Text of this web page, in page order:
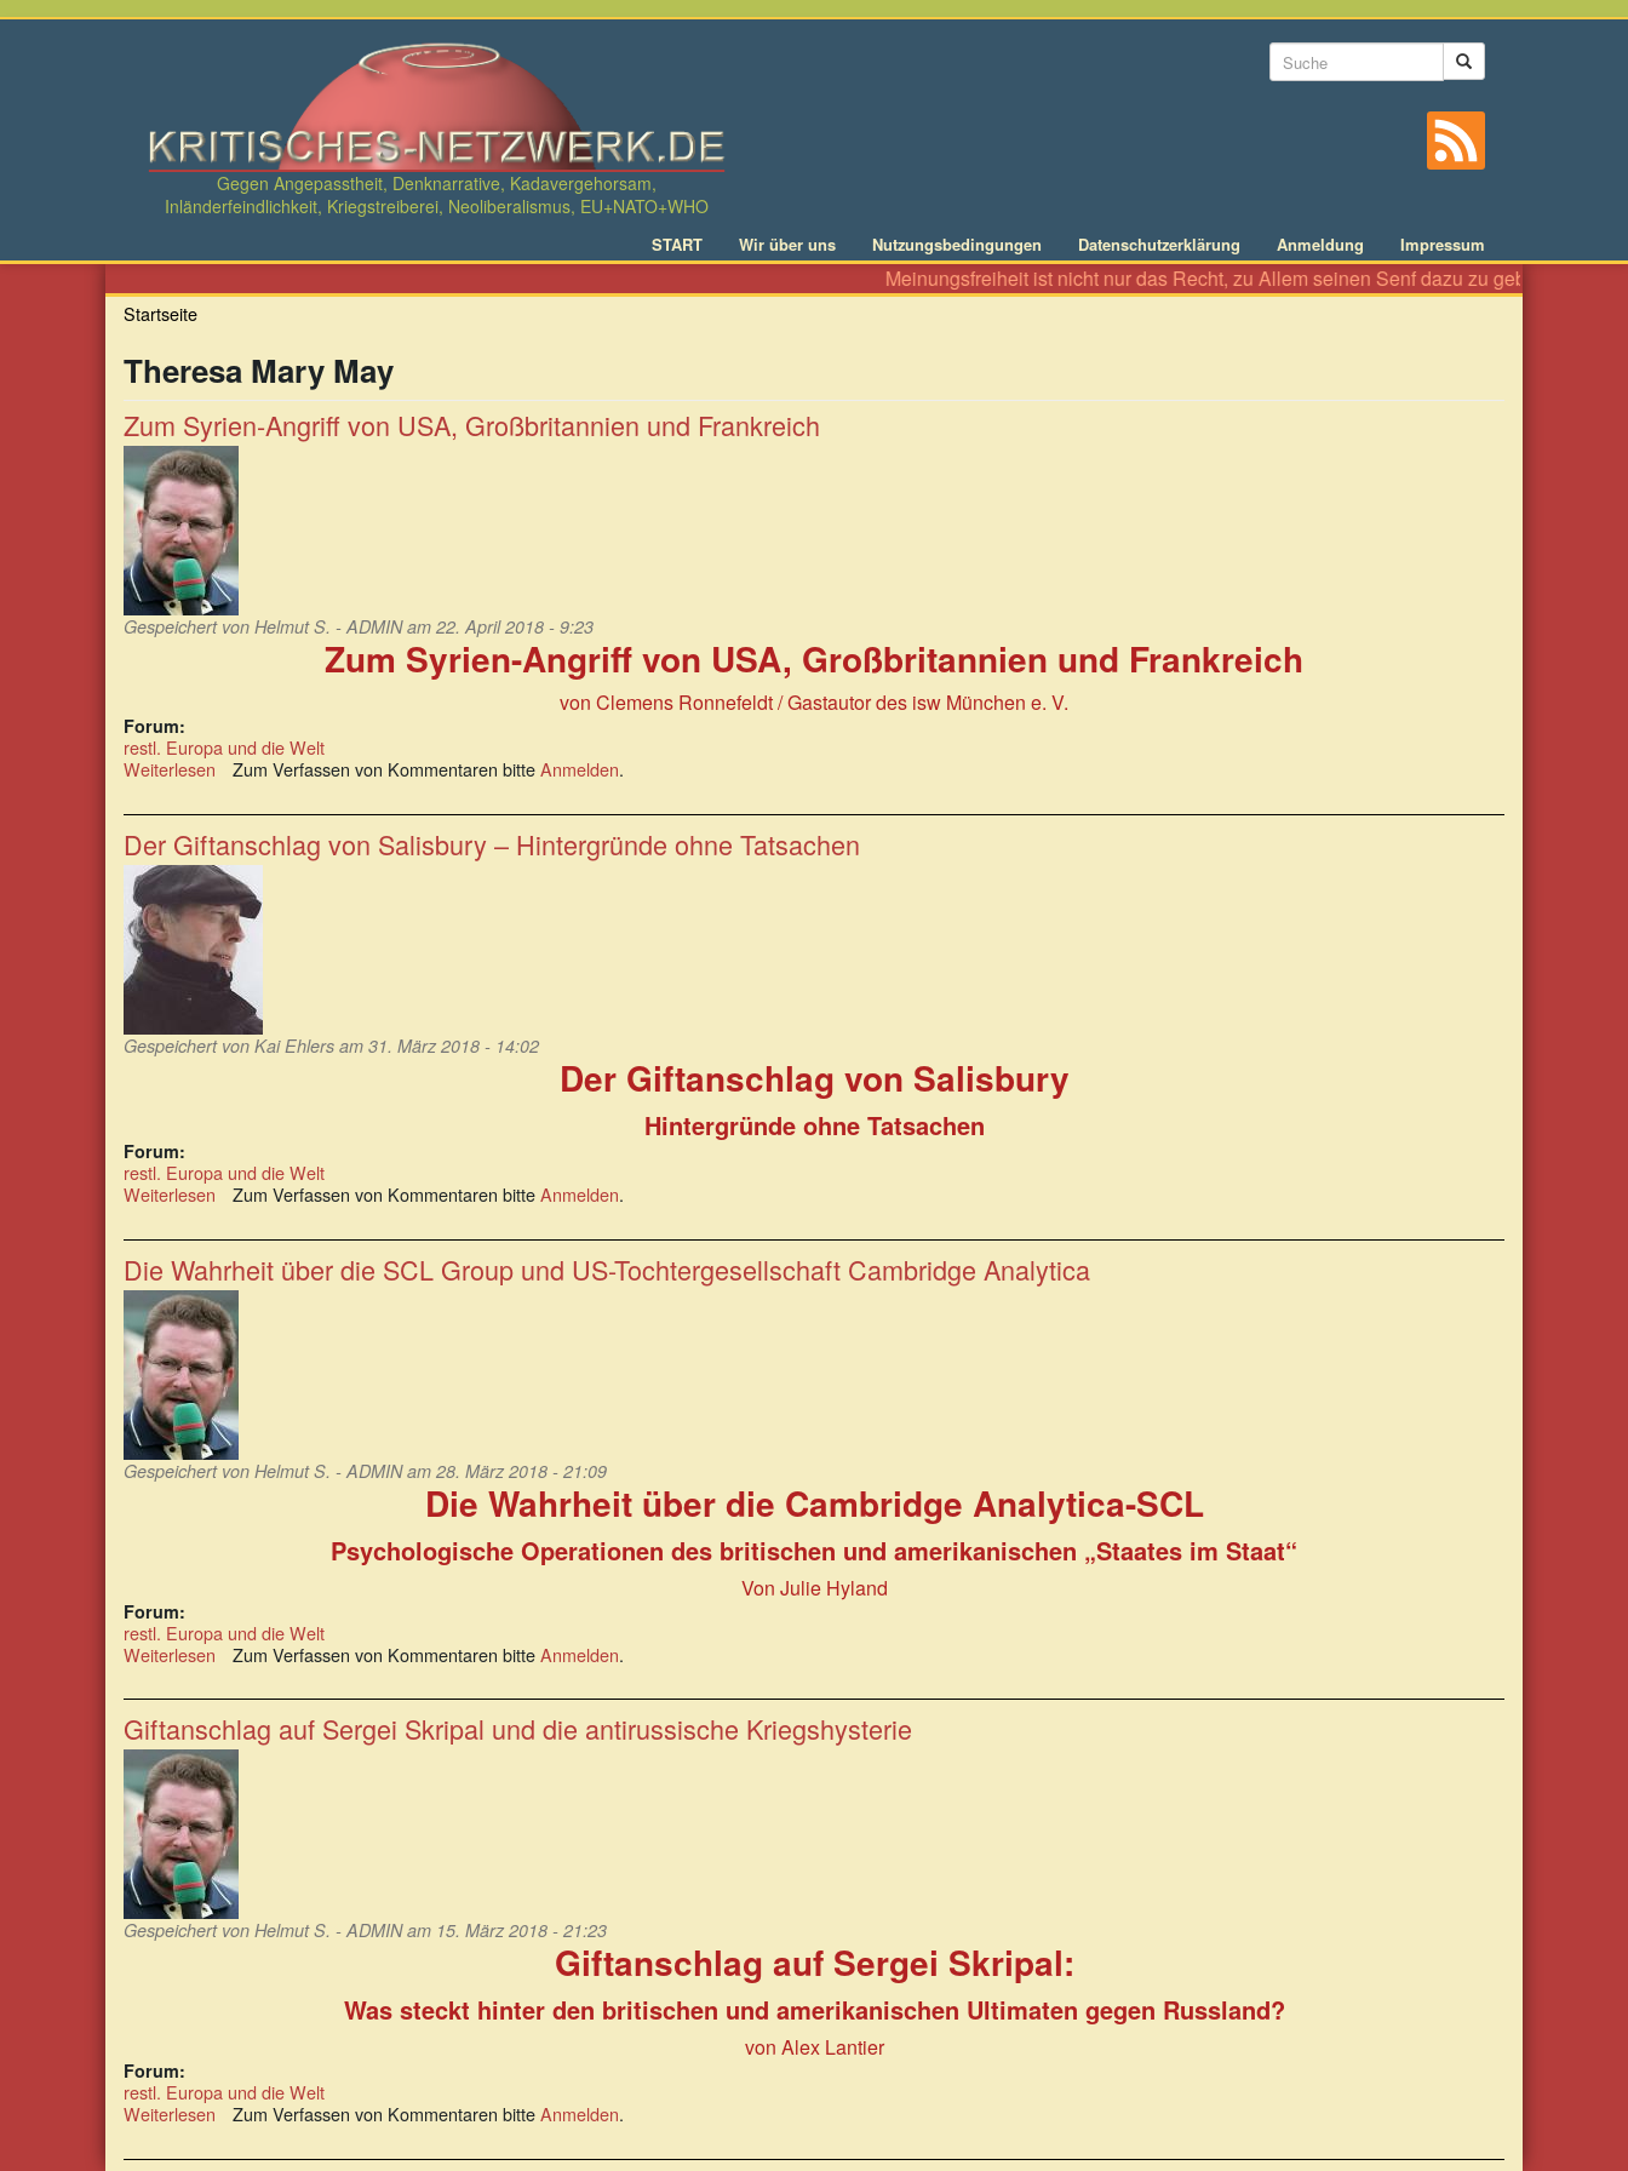
Direkt
Gegen Angepasstheit, Denknarrative, Kadavergehorsam,
Inländerfeindlichkeit, Kriegstreiberei, Neoliberalismus, EU+NATO+WHO
Suchformular
START Wir über uns Nutzungsbedingungen Datenschutzerklärung Anmeldung Impressum
Meinungsfreiheit ist nicht nur das Recht, zu Allem seinen Senf dazu zu geben wie an
Startseite
Theresa Mary May
Zum Syrien-Angriff von USA, Großbritannien und Frankreich
Gespeichert von Helmut S. - ADMINam 22. April 2018 - 9:23
Zum Syrien-Angriff von USA, Großbritannien und Frankreich
von Clemens Ronnefeldt / Gastautor des isw München e. V.
Forum:
restl. Europa und die Welt
Weiterlesen über
Syrien-
Angriff
von
USA,
Großbritannien
und
Frankreich
Zum Verfassen von Kommentaren bitteAnmelden.
Der Giftanschlag von Salisbury – Hintergründe ohne Tatsachen
Gespeichert von Kai Ehlers am 31. März 2018 - 14:02
Der Giftanschlag von Salisbury
Hintergründe ohne Tatsachen
Forum:
restl. Europa und die Welt
Weiterlesen über
Giftanschlag
von
Salisbury
–
Hintergründe
ohne
Tatsachen
Zum Verfassen von Kommentaren bitteAnmelden.
Die Wahrheit über die SCL Group und US-Tochtergesellschaft Cambridge Analytica
Gespeichert von Helmut S. - ADMINam 28. März 2018 - 21:09
Die Wahrheit über die Cambridge Analytica-SCL
Psychologische Operationen des britischen und amerikanischen „Staates im Staat“
Von Julie Hyland
Forum:
restl. Europa und die Welt
Weiterlesen über
Wahrheit
über
die
SCL
Group
und
US-
Tochtergesellschaft
Cambridge
Analytica
Zum Verfassen von Kommentaren bitteAnmelden.
Giftanschlag auf Sergei Skripal und die antirussische Kriegshysterie
Gespeichert von Helmut S. - ADMINam 15. März 2018 - 21:23
Giftanschlag auf Sergei Skripal:
Was steckt hinter den britischen und amerikanischen Ultimaten gegen Russland?
von Alex Lantier
Forum:
restl. Europa und die Welt
Weiterlesen über
auf
Zum Verfassen von Kommentaren bitteAnmelden.